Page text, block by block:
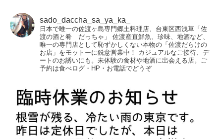
sado_daccha_sa_ya_ka_
日本で唯一の佐渡ヶ島専門郷土料理店、台東区西浅草「佐
渡の酒と肴 だっちゃ」
佐渡産直鮮魚、珍味、地酒など、
唯一の専門店として恥ずかしくない本物の「佐渡だらけの
お店」をモットーに鋭意営業中！
カジュアルなご接待、デ
ートのお誘いにも。未体験の食材や地酒に出会える店。ご
予約は食べログ・HP・お電話でどうぞ